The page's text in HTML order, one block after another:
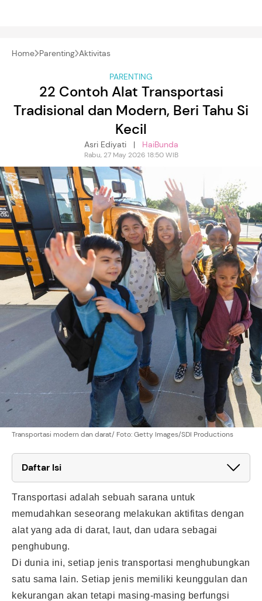
Home Parenting Aktivitas
PARENTING
22 Contoh Alat Transportasi
Tradisional dan Modern, Beri Tahu Si
Kecil
Asri Ediyati | HaiBunda
Rabu, 27 May 2026 18:50 WIB
Transportasi modern dan darat/ Foto: Getty Images/SDI Productions
Daftar Isi
Transportasi adalah sebuah sarana untuk
memudahkan seseorang melakukan aktifitas dengan
alat yang ada di darat, laut, dan udara sebagai
penghubung.
Di dunia ini, setiap jenis transportasi menghubungkan
satu sama lain. Setiap jenis memiliki keunggulan dan
kekurangan akan tetapi masing-masing berfungsi